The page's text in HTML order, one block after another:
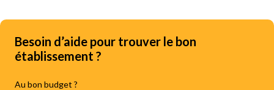
Besoin d’aide pour trouver le bon
établissement ?
Au bon budget ?